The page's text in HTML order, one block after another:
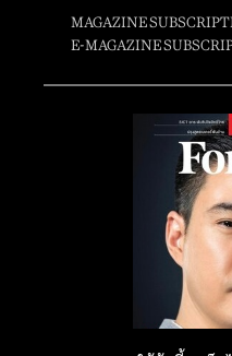
MAGAZINE
E-MAGAZINE